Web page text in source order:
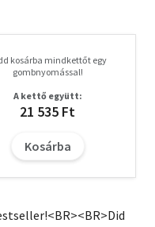
kosárba mindkettőt egy
gombnyomással!
A kettő együtt:
21 535 Ft
Kosárba